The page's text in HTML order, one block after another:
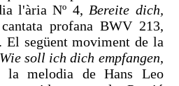
l'ària Nº 4, Bereite dich,
profana BWV 213,
El següent moviment de la
Wie soll ich dich empfangen,
la melodia de Hans Leo